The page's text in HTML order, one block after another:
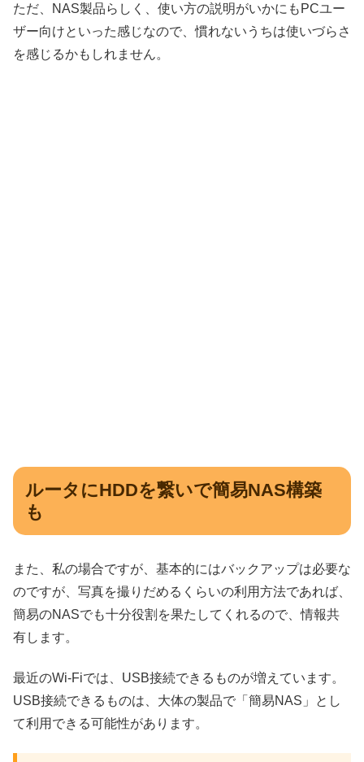
ただ、NAS製品らしく、使い方の説明がいかにもPCユー
ザー向けといった感じなので、慣れないうちは使いづらさ
を感じるかもしれません。
ルータにHDDを繋いで簡易NAS構築
も
また、私の場合ですが、基本的にはバックアップは必要な
のですが、写真を撮りだめるくらいの利用方法であれば、
簡易のNASでも十分役割を果たしてくれるので、情報共
有します。
最近のWi-Fiでは、 USB接続できるものが増えています。
USB接続できるものは、大体の製品で「簡易NAS 」とし
て利用できる可能性があります。